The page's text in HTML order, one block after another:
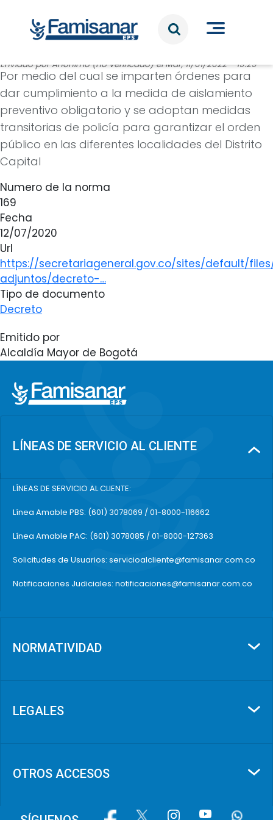
Enviado porAnónimo (no verificado)elMar, 11/01/2022 - 19:29
Por medio del cual se imparten órdenes para
dar cumplimiento a la medida de aislamiento
preventivo obligatorio y se adoptan medidas
transitorias de policía para garantizar el orden
público en las diferentes localidades del Distrito
Capital
Numero de la norma
169
Fecha
12/07/2020
Url
https://secretariageneral.gov.co/sites/default/
adjuntos/decreto-…
Tipo de documento
Decreto
Emitido por
Alcaldía Mayor de Bogotá
LÍNEAS DE SERVICIO AL CLIENTE
LÍNEAS DE SERVICIO AL CLIENTE:
Línea Amable PBS: (601) 3078069 / 01-8000-116662
Línea Amable PAC: (601) 3078085 / 01-8000-127363
Solicitudes de Usuarios: servicioalcliente@famisanar.com.co
Notificaciones Judiciales: notificaciones@famisanar.com.co
NORMATIVIDAD
LEGALES
OTROS ACCESOS
Image Image Image Image Image